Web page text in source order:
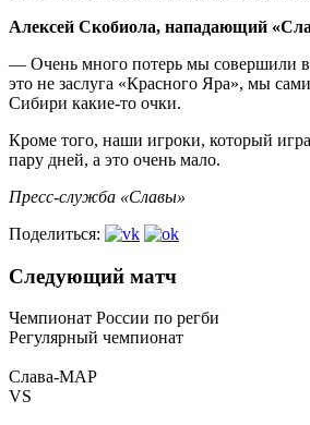
Алексей Скобиола, нападающий
— Очень много потерь мы совершили в
это не заслуга «Красного Яра», мы
Сибири какие-то очки.
Кроме того, наши игроки, который
пару дней, а это очень мало.
Пресс-служба «Славы»
Поделиться:
Следующий матч
Чемпионат России по регби
Регулярный чемпионат
Слава-МАР
VS